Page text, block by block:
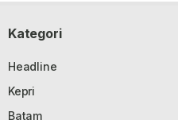
Kategori
Headline
Kepri
Batam